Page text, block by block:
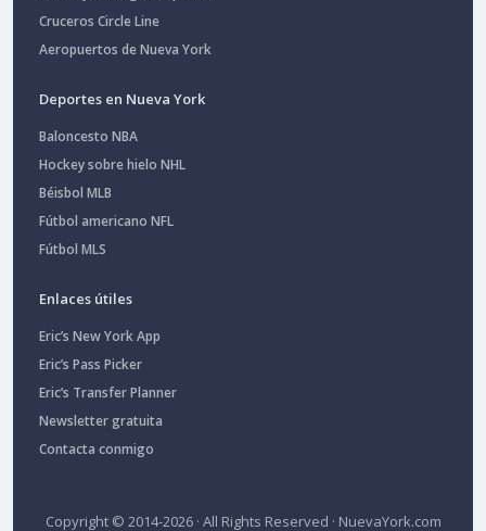
Cruceros Circle Line
Aeropuertos de Nueva York
Deportes en Nueva York
Baloncesto NBA
Hockey sobre hielo NHL
Béisbol MLB
Fútbol americano NFL
Fútbol MLS
Enlaces útiles
Eric’s New York App
Eric’s Pass Picker
Eric’s Transfer Planner
Newsletter gratuita
Contacta conmigo
Copyright © 2014-2026 · All Rights Reserved · NuevaYork.com